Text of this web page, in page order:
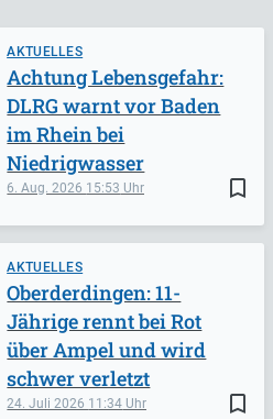
AKTUELLES
bookmark_border
6. Aug. 2026 15:53
Achtung Lebensgefahr:
DLRG warnt vor Baden
im Rhein bei
Niedrigwasser
AKTUELLES
bookmark_border
24. Juli 2026 11:34
Oberderdingen: 11-
Jährige rennt bei Rot
über Ampel und wird
schwer verletzt